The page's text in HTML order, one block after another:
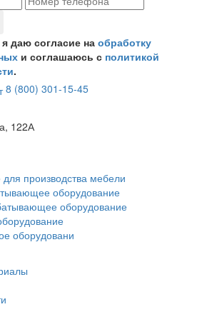
даю согласие на обработку
и соглашаюсь с политикой
.
8 (800) 301-15-45
122А
производства мебели
оборудование
оборудование
оборудовани